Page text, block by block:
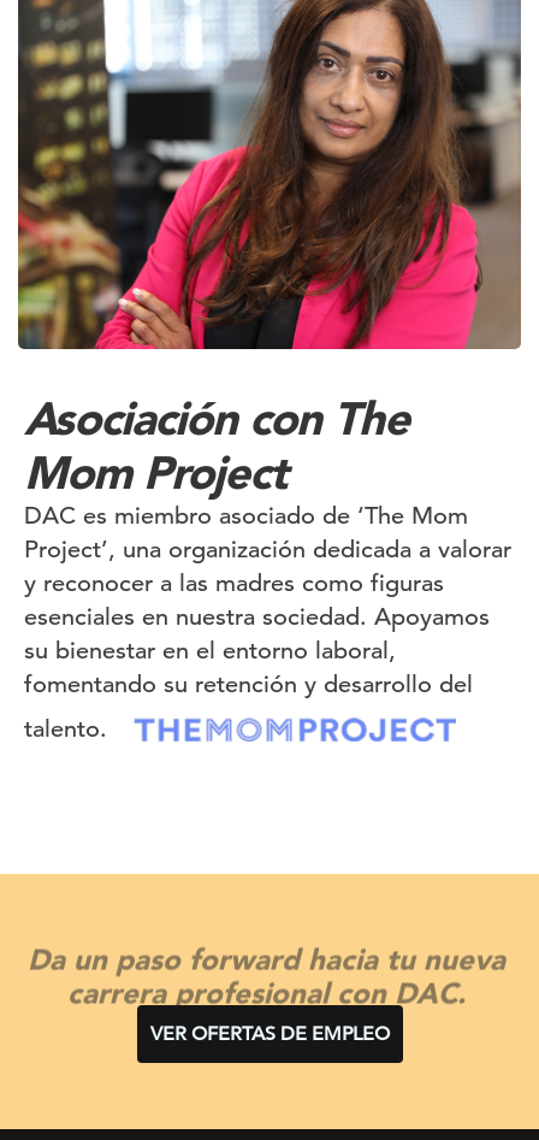
Asociación con The
Mom Project
DAC es miembro asociado de ‘The Mom
Project’, una organización dedicada a valorar
y reconocer a las madres como figuras
esenciales en nuestra sociedad. Apoyamos
su bienestar en el entorno laboral,
fomentando su retención y desarrollo del
talento.
Da un paso forward hacia tu nueva
carrera profesional con DAC.
VER OFERTAS DE EMPLEO